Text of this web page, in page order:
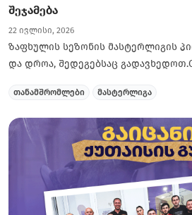
შეჯამება
22 ივლისი, 2026
ზაფხულის სეზონის მასტერლიგის
და დროა, შედეგებსაც
თანამშრომლები მასტერლიგა